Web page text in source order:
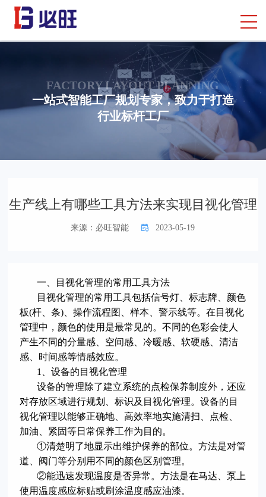
FACTORY LAYOUT PLANNING
一站式智能工厂规划专家，致力于打造
行业标杆工厂
生产线上有哪些工具方法来实现目视化管理
来源：必旺智能 2023-05-19
一、目视化管理的常用工具方法
目视化管理的常用工具包括信号灯、标志牌、颜色
板(杆、条)、操作流程图、样本、警示线等。在目视化
管理中，颜色的使用是最常见的。不同的色彩会使人
产生不同的分量感、空间感、冷暖感、软硬感、清洁
感、时间感等情感效应。
1、设备的目视化管理
设备的管理除了建立系统的点检保养制度外，还应
对存放区域进行规划、标识及目视化管理。设备的目
视化管理以能够正确地、高效率地实施清扫、点检、
加油、紧固等日常保养工作为目的。
①清楚明了地显示出维护保养的部位。方法是对管
道、阀门等分别用不同的颜色区别管理。
②能迅速发现温度是否异常。方法是在马达、泵上
使用温度感应标贴或刷涂温度感应油漆。